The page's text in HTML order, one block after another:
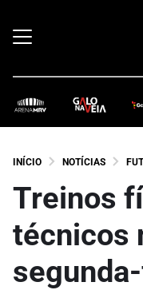
INÍCIO NOTÍCIAS
Treinos
técnicos